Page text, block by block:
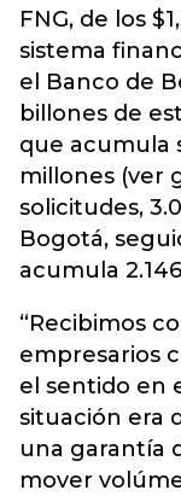
FNG, de los
sistema
el Banco de
billones de
que acumula
millones (ver
solicitudes,
Bogotá,
acumula
“Recibimos
empresarios
el sentido en
situación era
una garantía
mover